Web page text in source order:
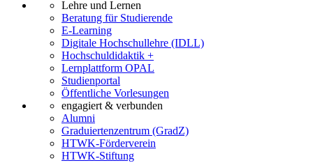
Lehre und Lernen
Beratung für Studierende
E-Learning
Digitale Hochschullehre (IDLL)
Hochschuldidaktik +
Lernplattform OPAL
Studienportal
Öffentliche Vorlesungen
engagiert & verbunden
Alumni
Graduiertenzentrum (GradZ)
HTWK-Förderverein
HTWK-Stiftung